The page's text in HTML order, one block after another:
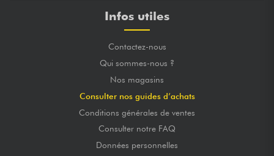
Infos utiles
Contactez-nous
Qui sommes-nous ?
Nos magasins
Consulter nos guides d’achats
Conditions générales de ventes
Consulter notre FAQ
Données personnelles